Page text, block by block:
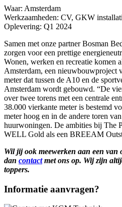
Waar: Amsterdam
Werkzaamheden: CV, GKW
Oplevering: Q1 2024
Samen met onze partner Bosman
zorgen voor een prettige
Wonen, werken en recreatie komen
Amsterdam, een nieuwbouwproject
meter dat tussen de A10 en de
Amsterdam wordt gebouwd. “De
over twee torens met een centrale
38.000 vierkante meter is bestemd
meter hoog en in de andere toren
huurwoningen. De ambities bij The
WELL Gold als een BREEAM
Wil jij ook meewerken aan een van
dan contactmet ons op. Wij zijn
toppers.
Informatie aanvragen?